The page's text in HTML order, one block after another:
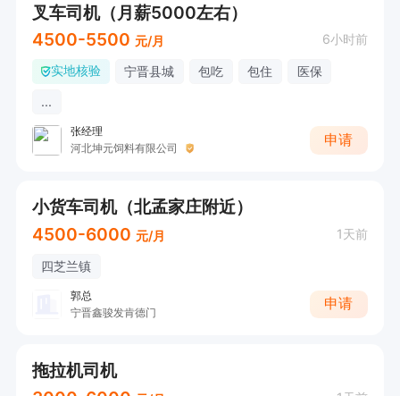
叉车司机（月薪5000左右）
4500-5500 元/月 6小时前
实地核验 宁晋县城 包吃 包住
医保
...
张经理
河北坤元饲料有限公司
申请
小货车司机（北孟家庄附近）
4500-6000 元/月 1天前
四芝兰镇
郭总
宁晋鑫骏发肯德门
申请
拖拉机司机